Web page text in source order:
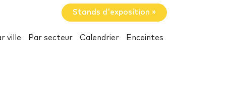
Stands d'exposition »
ville Par secteur Calendrier Enceintes